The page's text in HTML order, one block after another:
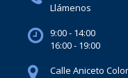
Llámenos
9:00 - 14:00
16:00 - 19:00
Calle Aniceto